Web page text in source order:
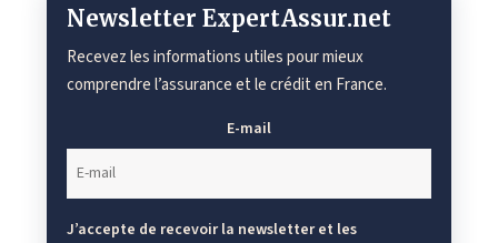
Newsletter ExpertAssur.net
Recevez les informations utiles pour mieux
comprendre l’assurance et le crédit en France.
E-mail
J’accepte de recevoir la newsletter et les